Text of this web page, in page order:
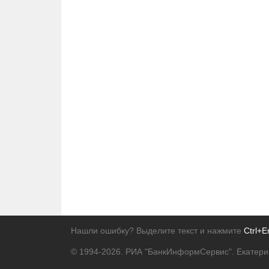
Нашли ошибку? Выделите текст и нажмите
© 1994-2026. РИА "БанкИнформСервис".